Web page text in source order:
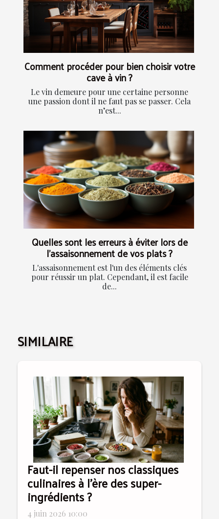
Comment procéder pour bien choisir votre
cave à vin ?
Le vin demeure pour une certaine personne
une passion dont il ne faut pas se passer. Cela
n’est...
Quelles sont les erreurs à éviter lors de
l'assaisonnement de vos plats ?
L'assaisonnement est l'un des éléments clés
pour réussir un plat. Cependant, il est facile
de...
SIMILAIRE
Faut-il repenser nos classiques
culinaires à l’ère des super-
ingrédients ?
4 juin 2026 10:00